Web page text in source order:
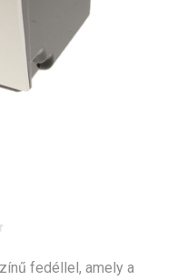
fedéllel, amely a